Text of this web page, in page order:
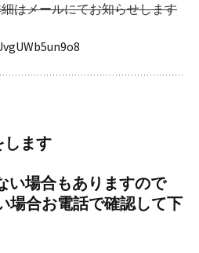
はメールにてお知らせします
します
い場合もありますので
場合お電話で確認して下